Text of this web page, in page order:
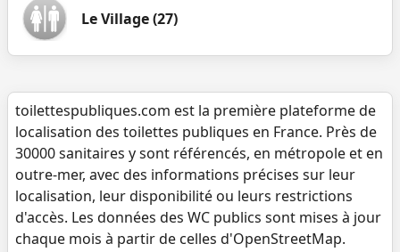
Le Village (27)
toilettespubliques.com est la première plateforme de
localisation des toilettes publiques en France. Près de
30000 sanitaires y sont référencés, en métropole et en
outre-mer, avec des informations précises sur leur
localisation, leur disponibilité ou leurs restrictions
d'accès. Les données des WC publics sont mises à jour
chaque mois à partir de celles d'OpenStreetMap.